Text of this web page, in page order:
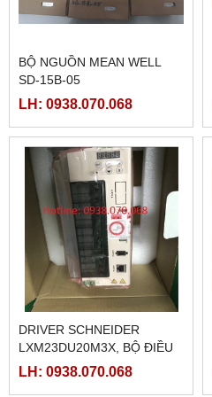
BỘ NGUỒN MEAN WELL
SD-15B-05
LH: 0938.070.068
DRIVER SCHNEIDER
LXM23DU20M3X, BỘ ĐIỀU
KHIỂN SERVO
LH: 0938.070.068